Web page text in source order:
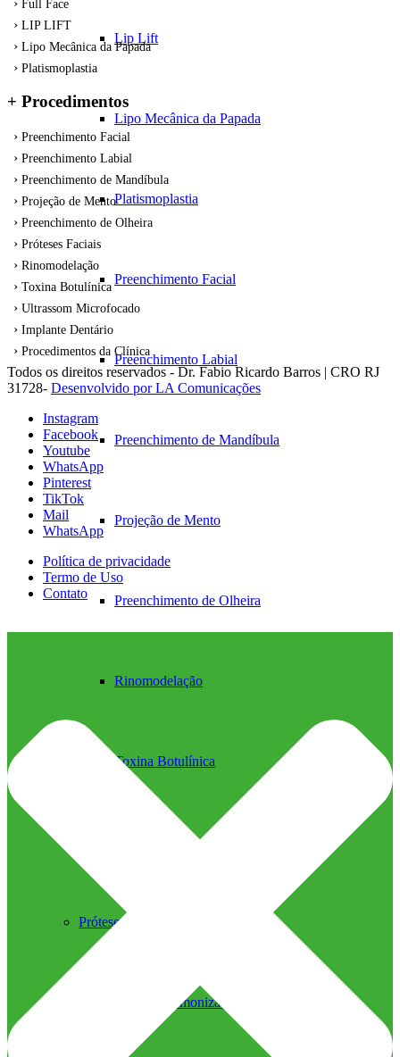
Lip Lift
Lipo Mecânica da Papada
Platismoplastia
Preenchimento Facial
Preenchimento Labial
Preenchimento de Mandíbula
Projeção de Mento
Preenchimento de Olheira
Rinomodelação
Toxina Botulínica
Ultrassom Microfocado
Próteses Faciais
Segurança na Harmonização
Full Face
LIP LIFT
Lipo Mecânica da Papada
Platismoplastia
+ Procedimentos
Preenchimento Facial
Preenchimento Labial
Preenchimento de Mandíbula
Projeção de Mento
Preenchimento de Olheira
Próteses Faciais
Rinomodelação
Toxina Botulínica
Ultrassom Microfocado
Implante Dentário
Procedimentos da Clínica
Todos os direitos reservados - Dr. Fabio Ricardo Barros | CRO RJ
31728- Desenvolvido por LA Comunicações
Instagram
Facebook
Youtube
WhatsApp
Pinterest
TikTok
Mail
WhatsApp
Política de privacidade
Termo de Uso
Contato